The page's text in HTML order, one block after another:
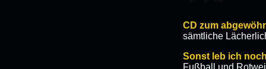
CD zum
sämtliche
Sonst leb ich
Fußball und